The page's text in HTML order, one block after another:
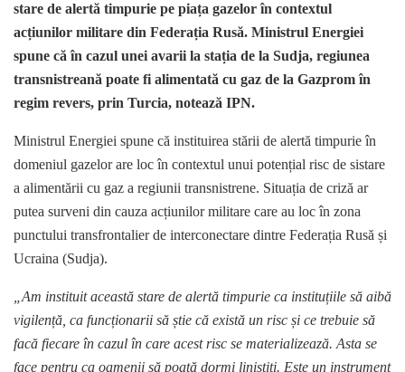
stare de alertă timpurie pe piața gazelor în contextul
acțiunilor militare din Federația Rusă. Ministrul Energiei
spune că în cazul unei avarii la stația de la Sudja, regiunea
transnistreană poate fi alimentată cu gaz de la Gazprom în
regim revers, prin Turcia, notează IPN.
Ministrul Energiei spune că instituirea stării de alertă timpurie în
domeniul gazelor are loc în contextul unui potențial risc de sistare
a alimentării cu gaz a regiunii transnistrene. Situația de criză ar
putea surveni din cauza acțiunilor militare care au loc în zona
punctului transfrontalier de interconectare dintre Federația Rusă și
Ucraina (Sudja).
„Am instituit această stare de alertă timpurie ca instituțiile să aibă
vigilență, ca funcționarii să știe că există un risc și ce trebuie să
facă fiecare în cazul în care acest risc se materializează. Asta se
face pentru ca oamenii să poată dormi liniștiți. Este un instrument